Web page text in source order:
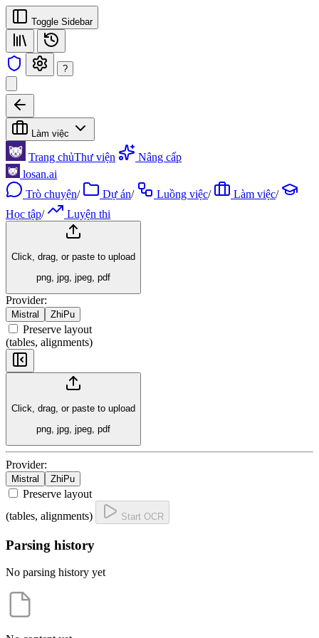
Toggle Sidebar
?
Làm việc
Trang chủThư viện
Nâng cấp
losan.ai
Trò chuyện/ Dự án/ Luồng việc/ Làm việc/
Học tập/ Luyện thi
Click, drag, or paste to upload
png, jpg, jpeg, pdf
Provider:
Mistral ZhiPu
Preserve layout
(tables, alignments)
Click, drag, or paste to upload
png, jpg, jpeg, pdf
Provider:
Mistral ZhiPu
Preserve layout
(tables, alignments)
Start OCR
Parsing history
No parsing history yet